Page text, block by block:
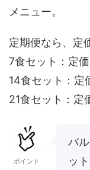
メニュー。
定期便なら、定
7食セット：定
14食セット：
21食セット：
ポイント
バ
ッ